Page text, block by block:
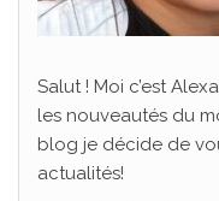
Salut ! Moi c’est
les nouveautés du
blog je décide de
actualités!